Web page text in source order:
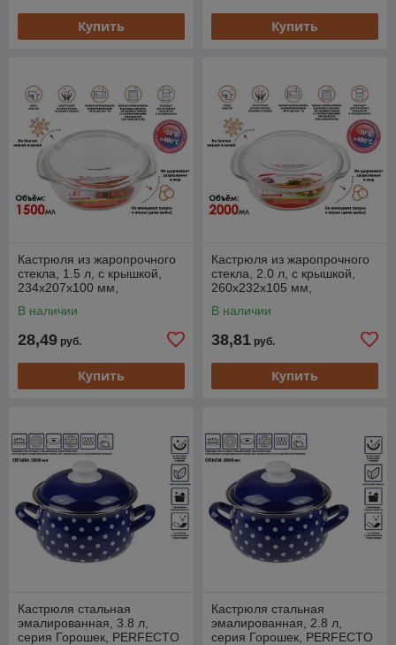
Купить Купить
Кастрюля из жаропрочного
стекла, 1.5 л, с крышкой,
234х207х100 мм,
В наличии
28,49 руб.
Купить
Кастрюля из жаропрочного
стекла, 2.0 л, с крышкой,
260х232х105 мм,
В наличии
38,81 руб.
Купить
Кастрюля стальная
эмалированная, 3.8 л,
серия Горошек, PERFECTO
Кастрюля стальная
эмалированная, 2.8 л,
серия Горошек, PERFECTO